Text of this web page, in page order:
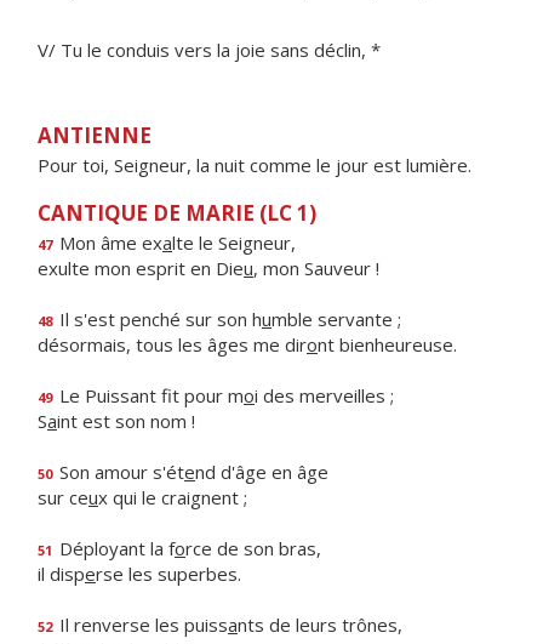
V/ Tu le conduis vers la joie sans déclin, *
ANTIENNE
Pour toi, Seigneur, la nuit comme le jour est lumière.
CANTIQUE DE MARIE (LC 1)
47 Mon âme exalte le Seigneur,
exulte mon esprit en Dieu, mon Sauveur !
48 Il s'est penché sur son humble servante ;
désormais, tous les âges me diront bienheureuse.
49 Le Puissant fit pour moi des merveilles ;
Saint est son nom !
50 Son amour s'étend d'âge en âge
sur ceux qui le craignent ;
51 Déployant la force de son bras,
il disperse les superbes.
52 Il renverse les puissants de leurs trônes,